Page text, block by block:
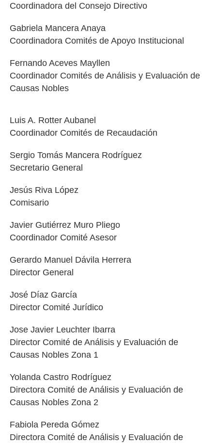
Coordinadora del Consejo Directivo
Gabriela Mancera Anaya
Coordinadora Comités de Apoyo Institucional
Fernando Aceves Mayllen
Coordinador Comités de Análisis y Evaluación de
Causas Nobles
Luis A. Rotter Aubanel
Coordinador Comités de Recaudación
Sergio Tomás Mancera Rodríguez
Secretario General
Jesús Riva López
Comisario
Javier Gutiérrez Muro Pliego
Coordinador Comité Asesor
Gerardo Manuel Dávila Herrera
Director General
José Díaz García
Director Comité Jurídico
Jose Javier Leuchter Ibarra
Director Comité de Análisis y Evaluación de
Causas Nobles Zona 1
Yolanda Castro Rodríguez
Directora Comité de Análisis y Evaluación de
Causas Nobles Zona 2
Fabiola Pereda Gómez
Directora Comité de Análisis y Evaluación de